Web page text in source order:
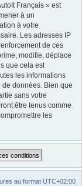
Français » est
à un
à votre
Les adresses IP
de ces
modifie, déplace
que cela est
les informations
données. Bien que
sans votre
être tenus comme
les
au format UTC+02:00